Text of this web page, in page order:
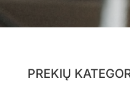
PREKIŲ